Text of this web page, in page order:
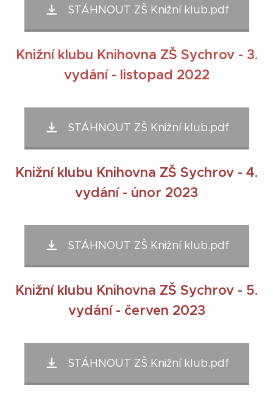
STÁHNOUT ZŠ Knižní klub.pdf
Knižní klubu Knihovna ZŠ Sychrov - 3.
vydání - listopad 2022
STÁHNOUT ZŠ Knižní klub.pdf
Knižní klubu Knihovna ZŠ Sychrov - 4.
vydání - únor 2023
STÁHNOUT ZŠ Knižní klub.pdf
Knižní klubu Knihovna ZŠ Sychrov - 5.
vydání - červen 2023
STÁHNOUT ZŠ Knižní klub.pdf